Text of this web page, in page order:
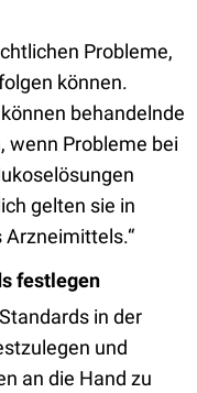
Probleme,
können.
behandelnde
wenn Probleme bei
gelten sie in
Arzneimittels.“
festlegen
in der
und
an die Hand zu